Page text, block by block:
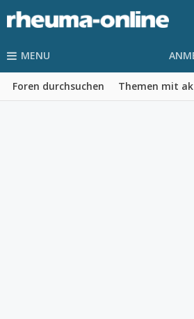
MENU
Foren durchsuchen Themen mit